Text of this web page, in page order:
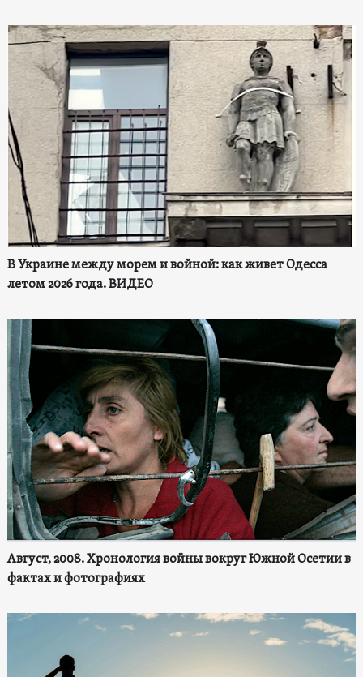
В Украине между морем и войной: как живет Одесса
летом 2026 года. ВИДЕО
Август, 2008. Хронология войны вокруг Южной Осетии в
фактах и фотографиях